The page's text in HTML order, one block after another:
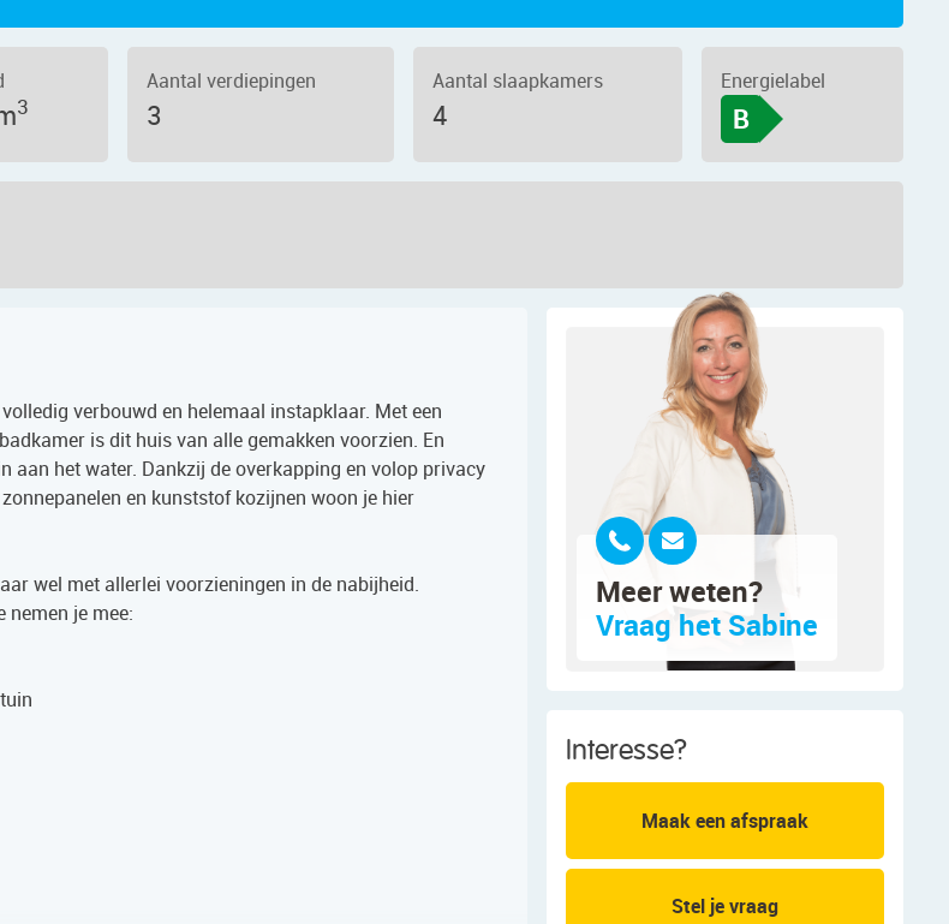
3
Aantal verdiepingen
3
Aantal slaapkamers
4
Energielabel
B
verbouwd en helemaal instapklaar. Met een
is dit huis van alle gemakken voorzien. En
aan het water. Dankzij de overkapping en volop privacy
en kunststof kozijnen woon je hier
wel met allerlei voorzieningen in de nabijheid.
nemen je mee:
Meer weten?
Vraag het Sabine
Interesse?
Maak een afspraak
Stel je vraag